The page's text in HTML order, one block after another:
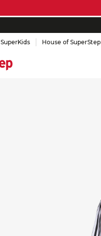
SuperKids House of SuperStep